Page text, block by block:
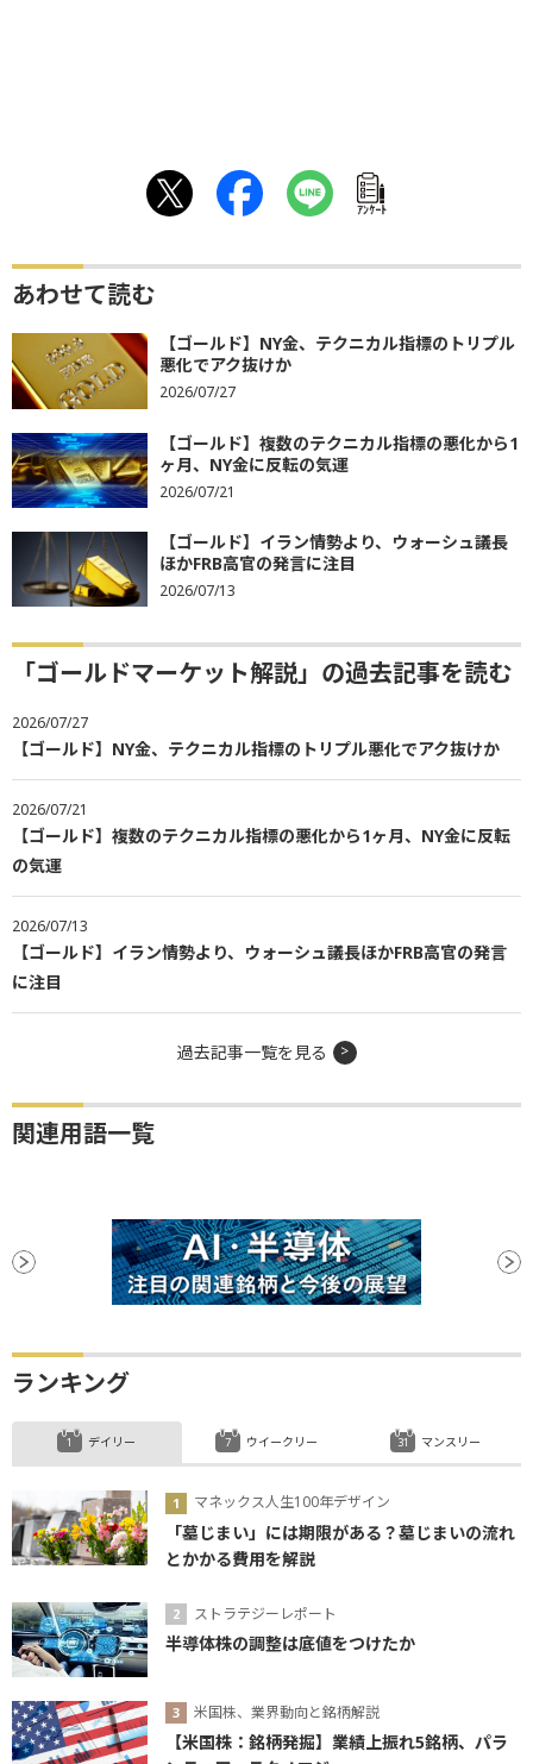
ｱﾝｹｰﾄ
あわせて読む
【ゴールド】NY金、テクニカル指標のトリプル
悪化でアク抜けか
2026/07/27
【ゴールド】複数のテクニカル指標の悪化から1
ヶ月、NY金に反転の気運
2026/07/21
【ゴールド】イラン情勢より、ウォーシュ議長
ほかFRB高官の発言に注目
2026/07/13
「ゴールドマーケット解説」の過去記事を読む
2026/07/27
【ゴールド】NY金、テクニカル指標のトリプル悪化でアク抜けか
2026/07/21
【ゴールド】複数のテクニカル指標の悪化から1ヶ月、NY金に反転
の気運
2026/07/13
【ゴールド】イラン情勢より、ウォーシュ議長ほかFRB高官の発言
に注目
過去記事一覧を見る
関連用語一覧
ランキング
デイリー
マネックス人生100年デザイン
「墓じまい」には期限がある？墓じまいの流れ
とかかる費用を解説
ストラテジーレポート
半導体株の調整は底値をつけたか
米国株、業界動向と銘柄解説
【米国株：銘柄発掘】業績上振れ5銘柄、パラ
ウイークリー マンスリー